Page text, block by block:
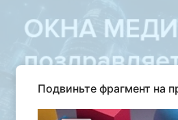
Подвиньте фрагмент на